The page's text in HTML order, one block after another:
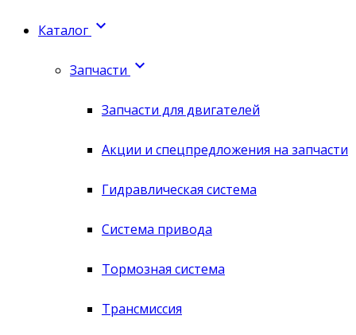
Каталог 
Запчасти 
Запчасти для двигателей
Акции и спецпредложения на запчасти
Гидравлическая система
Система привода
Тормозная система
Трансмиссия